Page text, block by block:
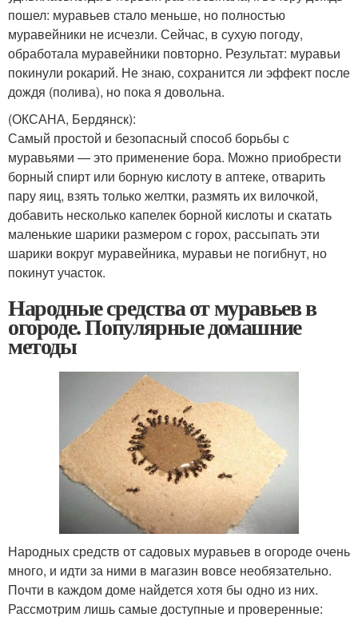
пошел: муравьев стало меньше, но полностью
муравейники не исчезли. Сейчас, в сухую погоду,
обработала муравейники повторно. Результат: муравьи
покинули рокарий. Не знаю, сохранится ли эффект после
дождя (полива), но пока я довольна.
(ОКСАНА, Бердянск):
Самый простой и безопасный способ борьбы с
муравьями — это применение бора. Можно приобрести
борный спирт или борную кислоту в аптеке, отварить
пару яиц, взять только желтки, размять их вилочкой,
добавить несколько капелек борной кислоты и скатать
маленькие шарики размером с горох, рассыпать эти
шарики вокруг муравейника, муравьи не погибнут, но
покинут участок.
Народные средства от муравьев в
огороде. Популярные домашние
методы
Народных средств от садовых муравьев в огороде очень
много, и идти за ними в магазин вовсе необязательно.
Почти в каждом доме найдется хотя бы одно из них.
Рассмотрим лишь самые доступные и проверенные: